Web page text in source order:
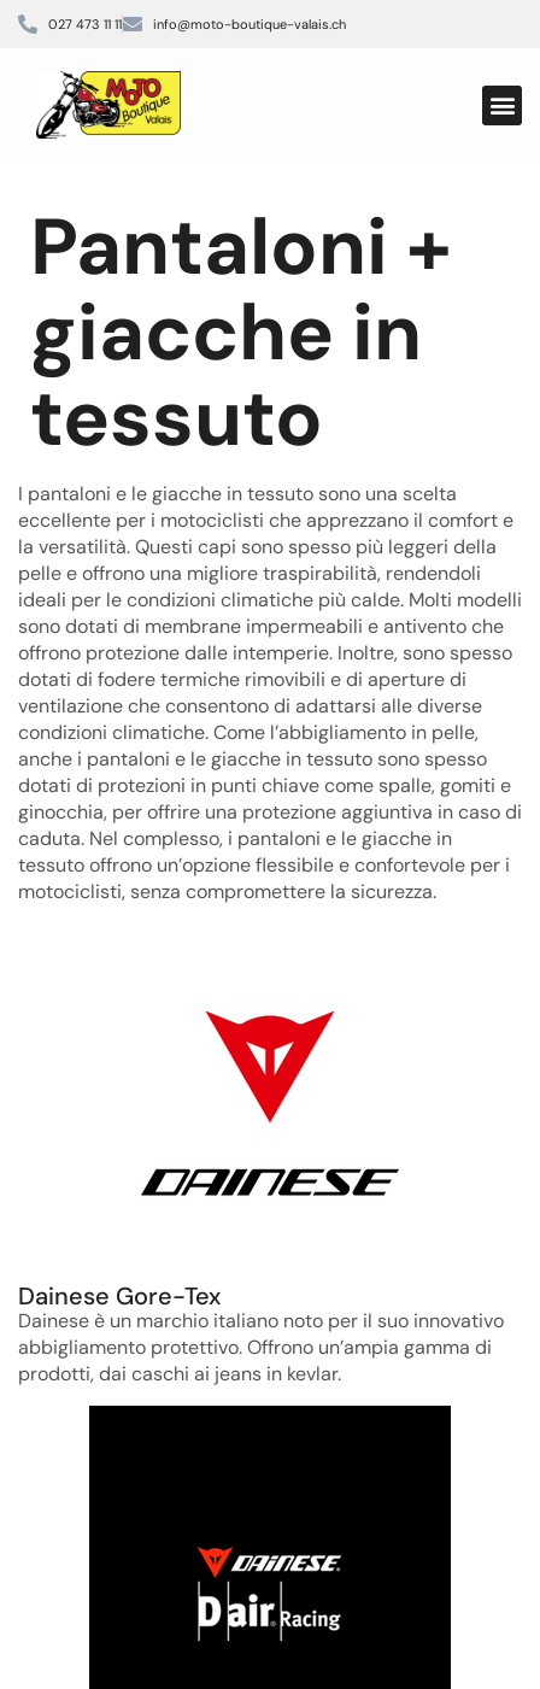
027 473 11 11 info@moto-boutique-valais.ch
Pantaloni +
giacche in
tessuto
I pantaloni e le giacche in tessuto sono una scelta
eccellente per i motociclisti che apprezzano il comfort e
la versatilità. Questi capi sono spesso più leggeri della
pelle e offrono una migliore traspirabilità, rendendoli
ideali per le condizioni climatiche più calde. Molti modelli
sono dotati di membrane impermeabili e antivento che
offrono protezione dalle intemperie. Inoltre, sono spesso
dotati di fodere termiche rimovibili e di aperture di
ventilazione che consentono di adattarsi alle diverse
condizioni climatiche. Come l’abbigliamento in pelle,
anche i pantaloni e le giacche in tessuto sono spesso
dotati di protezioni in punti chiave come spalle, gomiti e
ginocchia, per offrire una protezione aggiuntiva in caso di
caduta. Nel complesso, i pantaloni e le giacche in
tessuto offrono un’opzione flessibile e confortevole per i
motociclisti, senza compromettere la sicurezza.
Dainese Gore-Tex
Dainese è un marchio italiano noto per il suo innovativo
abbigliamento protettivo. Offrono un’ampia gamma di
prodotti, dai caschi ai jeans in kevlar.